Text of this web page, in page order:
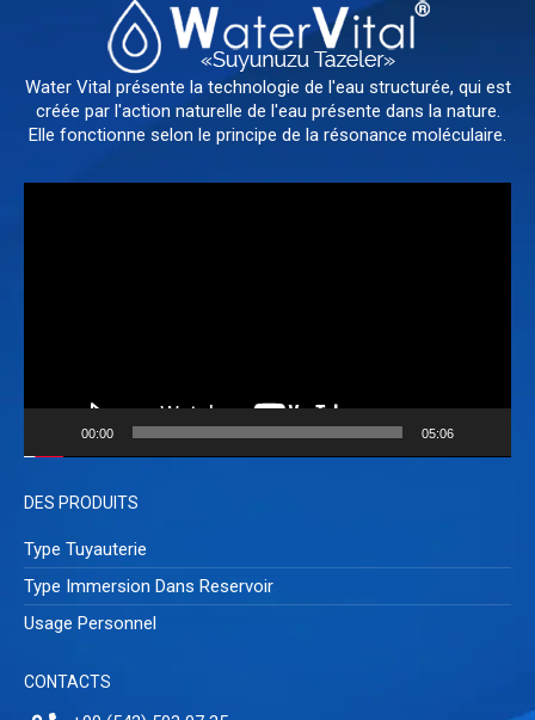
Water Vital présente la technologie de l'eau structurée, qui est
créée par l'action naturelle de l'eau présente dans la nature.
Elle fonctionne selon le principe de la résonance moléculaire.
00:00 05:06
DES PRODUITS
Type Tuyauterie
Type Immersion Dans Reservoir
Usage Personnel
CONTACTS